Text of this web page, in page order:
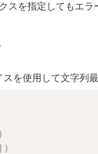
スを指定してもエラ
を使用して文字列
)
)